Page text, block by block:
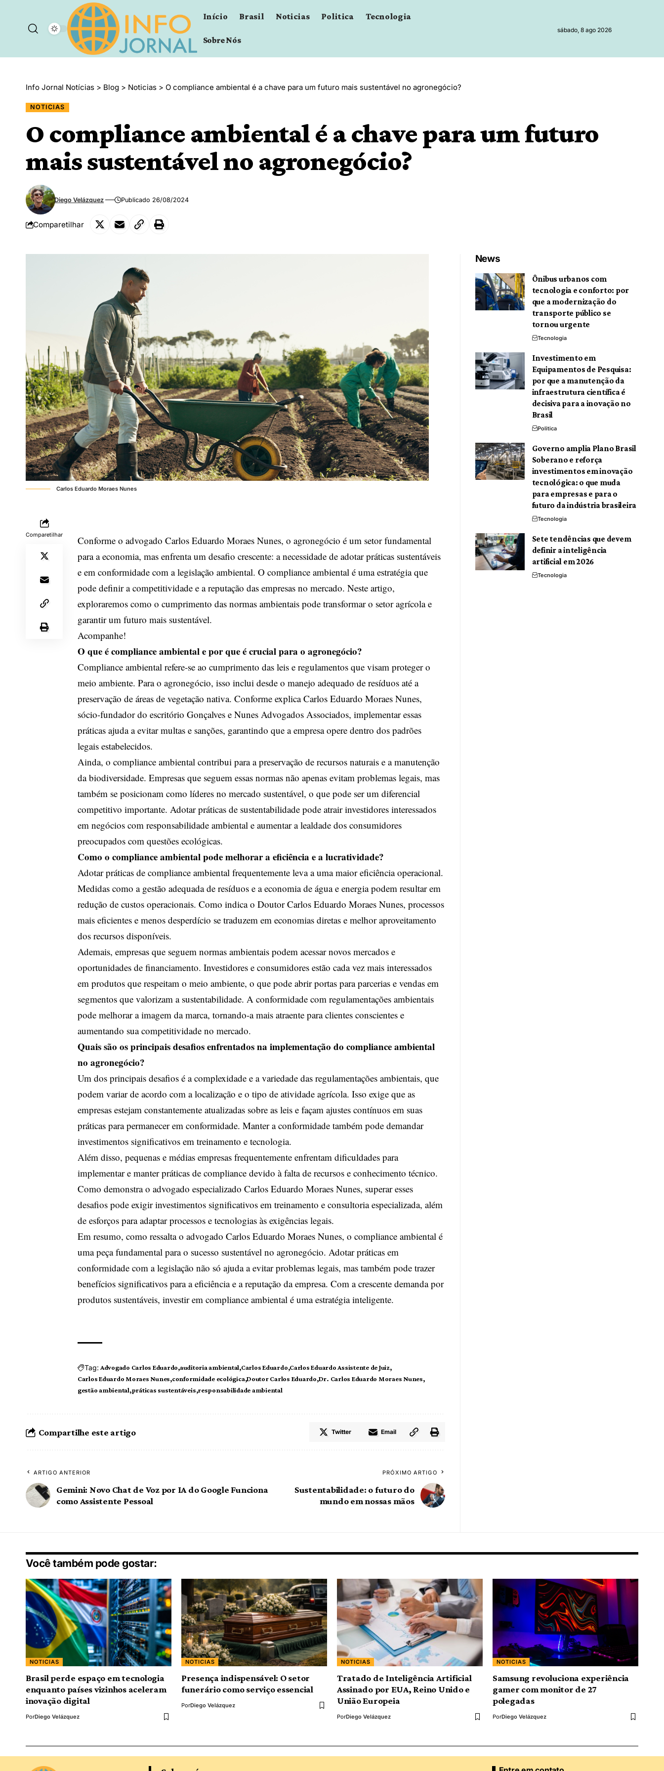
Início Brasil Noticias Politica Tecnologia
Sobre Nós
sábado, 8 ago 2026
Info Jornal Notícias > Blog > Noticias > O compliance ambiental é a chave para um futuro mais sustentável no agronegócio?
NOTICIAS
O compliance ambiental é a chave para um futuro
mais sustentável no agronegócio?
Diego Velázquez Publicado 26/08/2024
Comparetilhar
Carlos Eduardo Moraes Nunes
Comparetilhar
Conforme o advogado Carlos Eduardo Moraes Nunes, o agronegócio é um setor fundamental
para a economia, mas enfrenta um desafio crescente: a necessidade de adotar práticas sustentáveis
e em conformidade com a legislação ambiental. O compliance ambiental é uma estratégia que
pode definir a competitividade e a reputação das empresas no mercado. Neste artigo,
exploraremos como o cumprimento das normas ambientais pode transformar o setor agrícola e
garantir um futuro mais sustentável.
Acompanhe!
O que é compliance ambiental e por que é crucial para o agronegócio?
Compliance ambiental refere-se ao cumprimento das leis e regulamentos que visam proteger o
meio ambiente. Para o agronegócio, isso inclui desde o manejo adequado de resíduos até a
preservação de áreas de vegetação nativa. Conforme explica Carlos Eduardo Moraes Nunes,
sócio-fundador do escritório Gonçalves e Nunes Advogados Associados, implementar essas
práticas ajuda a evitar multas e sanções, garantindo que a empresa opere dentro dos padrões
legais estabelecidos.
Ainda, o compliance ambiental contribui para a preservação de recursos naturais e a manutenção
da biodiversidade. Empresas que seguem essas normas não apenas evitam problemas legais, mas
também se posicionam como líderes no mercado sustentável, o que pode ser um diferencial
competitivo importante. Adotar práticas de sustentabilidade pode atrair investidores interessados
em negócios com responsabilidade ambiental e aumentar a lealdade dos consumidores
preocupados com questões ecológicas.
Como o compliance ambiental pode melhorar a eficiência e a lucratividade?
Adotar práticas de compliance ambiental frequentemente leva a uma maior eficiência operacional.
Medidas como a gestão adequada de resíduos e a economia de água e energia podem resultar em
redução de custos operacionais. Como indica o Doutor Carlos Eduardo Moraes Nunes, processos
mais eficientes e menos desperdício se traduzem em economias diretas e melhor aproveitamento
dos recursos disponíveis.
Ademais, empresas que seguem normas ambientais podem acessar novos mercados e
oportunidades de financiamento. Investidores e consumidores estão cada vez mais interessados
em produtos que respeitam o meio ambiente, o que pode abrir portas para parcerias e vendas em
segmentos que valorizam a sustentabilidade. A conformidade com regulamentações ambientais
pode melhorar a imagem da marca, tornando-a mais atraente para clientes conscientes e
aumentando sua competitividade no mercado.
Quais são os principais desafios enfrentados na implementação do compliance ambiental
no agronegócio?
Um dos principais desafios é a complexidade e a variedade das regulamentações ambientais, que
podem variar de acordo com a localização e o tipo de atividade agrícola. Isso exige que as
empresas estejam constantemente atualizadas sobre as leis e façam ajustes contínuos em suas
práticas para permanecer em conformidade. Manter a conformidade também pode demandar
investimentos significativos em treinamento e tecnologia.
Além disso, pequenas e médias empresas frequentemente enfrentam dificuldades para
implementar e manter práticas de compliance devido à falta de recursos e conhecimento técnico.
Como demonstra o advogado especializado Carlos Eduardo Moraes Nunes, superar esses
desafios pode exigir investimentos significativos em treinamento e consultoria especializada, além
de esforços para adaptar processos e tecnologias às exigências legais.
Em resumo, como ressalta o advogado Carlos Eduardo Moraes Nunes, o compliance ambiental é
uma peça fundamental para o sucesso sustentável no agronegócio. Adotar práticas em
conformidade com a legislação não só ajuda a evitar problemas legais, mas também pode trazer
benefícios significativos para a eficiência e a reputação da empresa. Com a crescente demanda por
produtos sustentáveis, investir em compliance ambiental é uma estratégia inteligente.
Tag: Advogado Carlos Eduardo auditoria ambiental Carlos Eduardo Carlos Eduardo Assistente de Juiz
Carlos Eduardo Moraes Nunes conformidade ecológica Doutor Carlos Eduardo Dr. Carlos Eduardo Moraes Nunes
gestão ambiental práticas sustentáveis responsabilidade ambiental
Compartilhe este artigo Twitter Email
ARTIGO ANTERIOR
Gemini: Novo Chat de Voz por IA do Google Funciona
como Assistente Pessoal
PRÓXIMO ARTIGO
Sustentabilidade: o futuro do
mundo em nossas mãos
News
Ônibus urbanos com
tecnologia e conforto: por
que a modernização do
transporte público se
tornou urgente
Tecnologia
Investimento em
Equipamentos de Pesquisa:
por que a manutenção da
infraestrutura científica é
decisiva para a inovação no
Brasil
Politica
Governo amplia Plano Brasil
Soberano e reforça
investimentos em inovação
tecnológica: o que muda
para empresas e para o
futuro da indústria brasileira
Tecnologia
Sete tendências que devem
definir a inteligência
artificial em 2026
Tecnologia
Você também pode gostar:
NOTICIAS
Brasil perde espaço em tecnologia
enquanto países vizinhos aceleram
inovação digital
PorDiego Velázquez
NOTICIAS
Presença indispensável: O setor
funerário como serviço essencial
PorDiego Velázquez
NOTICIAS
Tratado de Inteligência Artificial
Assinado por EUA, Reino Unido e
União Europeia
PorDiego Velázquez
NOTICIAS
Samsung revoluciona experiência
gamer com monitor de 27
polegadas
PorDiego Velázquez